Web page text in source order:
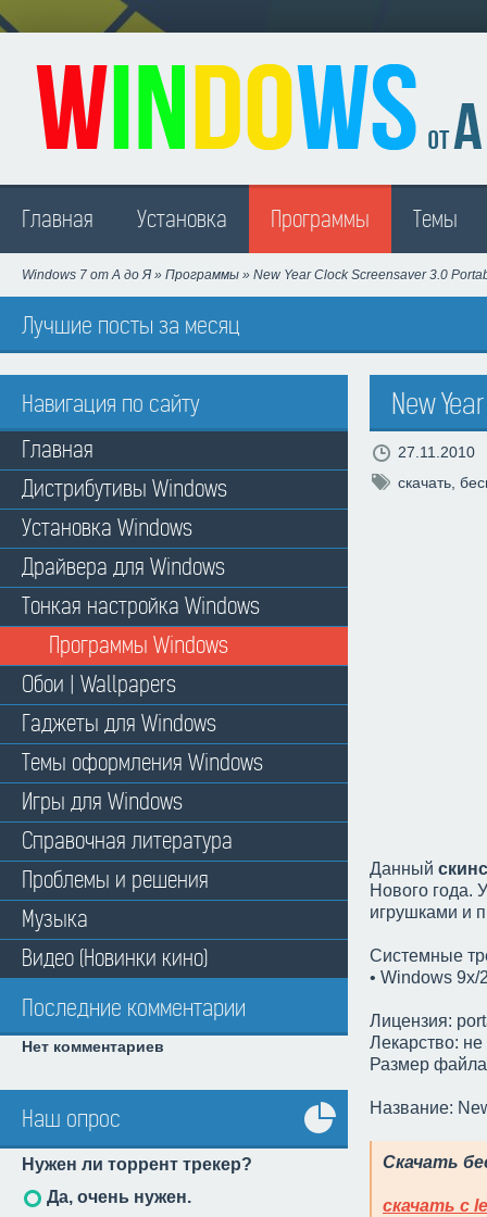
Главная Установка Программы Темы
Windows 7 от А до Я » Программы » New Year Clock Screensaver 3.0
Лучшие посты за месяц
Навигация по сайту
Главная
Дистрибутивы Windows
Установка Windows
Драйвера для Windows
Тонкая настройка Windows
Программы Windows
Обои | Wallpapers
Гаджеты для Windows
Темы оформления Windows
Игры для Windows
Справочная литература
Проблемы и решения
Музыка
Видео (Новинки кино)
Последние комментарии
Нет комментариев
Наш опрос
Все
Нужен ли торрент трекер?
Да, очень нужен.
New
27.11.2010
скачать
Данный
Нового года.
игрушками и
Системные
• Windows 9x/
Лицензия:
Лекарство: не
Размер
Название:
Скачать
скачать с